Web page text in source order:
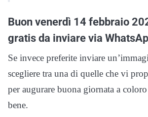
Buon venerdì 14 febbraio
gratis da inviare via
Se invece preferite inviare
scegliere tra una di quelle che vi
per augurare buona giornata a
bene.